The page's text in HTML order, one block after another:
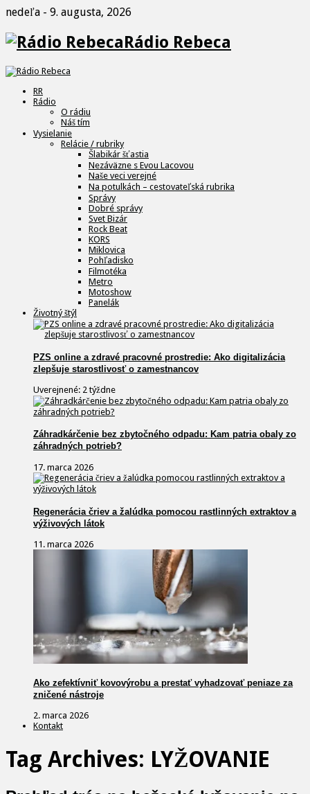
nedeľa - 9. augusta, 2026
Rádio Rebeca
RR
Rádio
O rádiu
Náš tím
Vysielanie
Relácie / rubriky
Šlabikár šťastia
Nezáväzne s Evou Lacovou
Naše veci verejné
Na potulkách – cestovateľská rubrika
Správy
Dobré správy
Svet Bizár
Rock Beat
KORS
Miklovica
Pohľadisko
Filmotéka
Metro
Motoshow
Panelák
Životný štýl
PZS online a zdravé pracovné prostredie: Ako digitalizácia
zlepšuje starostlivosť o zamestnancov
Uverejnené: 2 týždne
Záhradkárčenie bez zbytočného odpadu: Kam patria obaly zo
záhradných potrieb?
17. marca 2026
Regenerácia čriev a žalúdka pomocou rastlinných extraktov a
výživových látok
11. marca 2026
Ako zefektívniť kovovýrobu a prestať vyhadzovať peniaze za
zničené nástroje
2. marca 2026
Kontakt
Tag Archives: LYŽOVANIE